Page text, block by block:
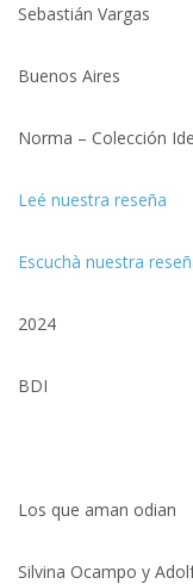
Sebastián Vargas
Buenos Aires
Norma – Colección
Leé nuestra reseña
Escuchà nuestra
2024
BDI
Los que aman odian
Silvina Ocampo y